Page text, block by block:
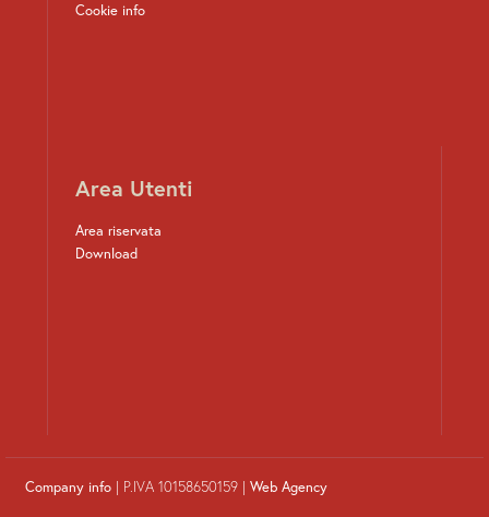
Cookie info
Area Utenti
Area riservata
Download
Company info| P.IVA 10158650159 | Web Agency